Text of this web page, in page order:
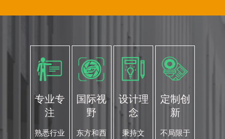
专业专
注
熟悉行业
国际视
野
东方和西
设计理
念
秉持文
定制创
新
不局限于